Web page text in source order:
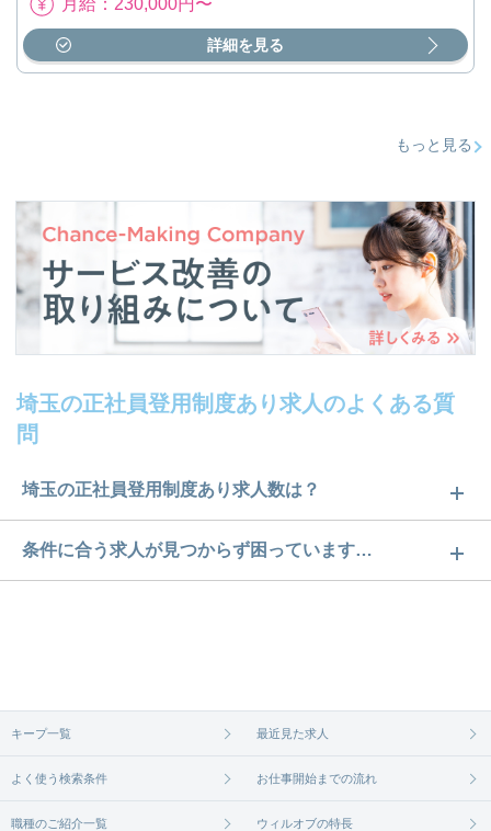
月給：230,000円〜
詳細を見る
もっと見る
埼玉の正社員登用制度あり求人のよくある質
問
埼玉の正社員登用制度あり求人数は？
埼玉の正社員登用制度あり求人数は67件です。どの
ような求人があるかぜひチェックしてみてくださ
条件に合う求人が見つからず困っています…
無料相談の登録はコチラから
キープ一覧 最近見た求人
よく使う検索条件 お仕事開始までの流れ
職種のご紹介一覧 ウィルオブの特長